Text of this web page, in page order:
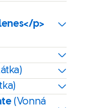
p>
(Vonná